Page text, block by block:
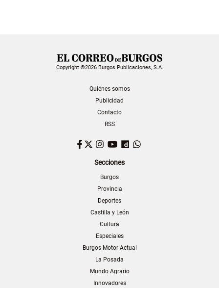
Copyright ©2026 Burgos Publicaciones, S.A.
Quiénes somos
Publicidad
Contacto
RSS
Facebook
TwitterInstagram
YouTubeDailymotion
Secciones
Burgos
Provincia
Deportes
Castilla y León
Cultura
Especiales
Burgos Motor Actual
La Posada
Mundo Agrario
Innovadores